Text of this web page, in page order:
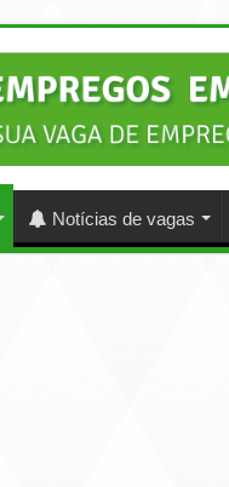
Notícias de vagas